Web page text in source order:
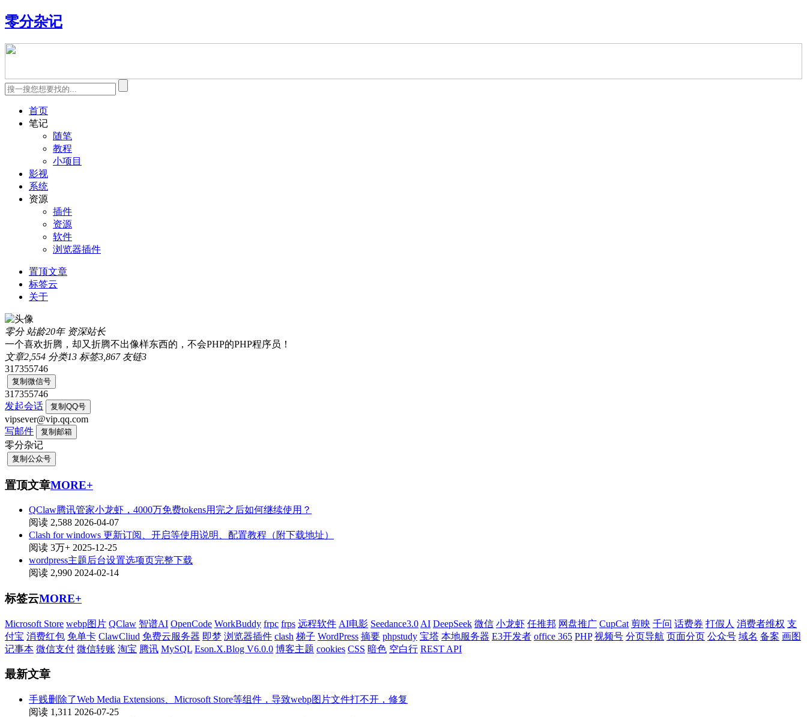
零分杂记
首页
笔记
随笔
教程
小项目
影视
系统
资源
插件
资源
软件
浏览器插件
置顶文章
标签云
关于
零分 站龄20年 资深站长
一个喜欢折腾，却又折腾不出像样东西的，不会PHP的PHP程序员！
文章2,554 分类13 标签3,867 友链3
317355746
复制微信号
317355746
发起会话
复制QQ号
vipsever@vip.qq.com
写邮件
复制邮箱
零分杂记
复制公众号
置顶文章MORE+
QClaw腾讯管家小龙虾，4000万免费tokens用完之后如何继续使用？
阅读 2,588 2026-04-07
Clash for windows 更新订阅、开启等使用说明、配置教程（附下载地址）
阅读 3万+ 2025-12-25
wordpress主题后台设置选项页完整下载
阅读 2,990 2024-02-14
标签云MORE+
Microsoft Store webp图片 QClaw 智谱AI OpenCode WorkBuddy frpc frps 远程软件 AI电影 Seedance3.0 AI DeepSeek 微信 小龙虾 任推邦 网盘推广 CupCat 剪映 千问 话费券 打假人 消费者维权 支
付宝 消费红包 免单卡 ClawCliud 免费云服务器 即梦 浏览器插件 clash 梯子 WordPress 摘要 phpstudy 宝塔 本地服务器 E3开发者 office 365 PHP 视频号 分页导航 页面分页 公众号 域名 备案 画图
记事本 微信支付 微信转账 淘宝 腾讯 MySQL Eson.X.Blog V6.0.0 博客主题 cookies CSS 暗色 空白行 REST API
最新文章
手贱删除了Web Media Extensions、Microsoft Store等组件，导致webp图片文件打不开，修复
阅读 1,311 2026-07-25